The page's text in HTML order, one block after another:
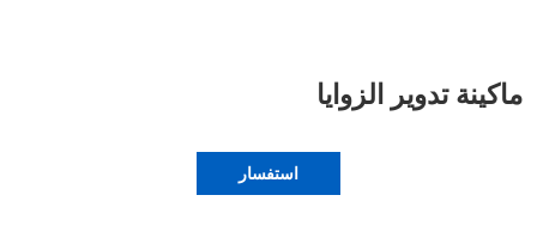
ماكينة تدوير الزوايا
استفسار